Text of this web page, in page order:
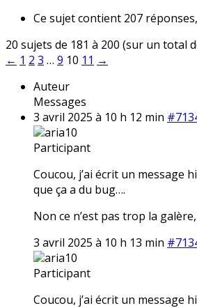
Ce sujet contient 207
20 sujets de 181 à 200 (sur un total
← 1 2 3 … 9 10 11 →
Auteur
Messages
3 avril 2025 à 10 h 12 min
aria10
Participant
Coucou, j’ai écrit un message
que ça a du bug….
Non ce n’est pas trop la
3 avril 2025 à 10 h 13 min
aria10
Participant
Coucou, j’ai écrit un message